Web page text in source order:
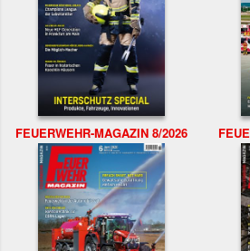
FEUERWEHR-MAGAZIN 8/2026